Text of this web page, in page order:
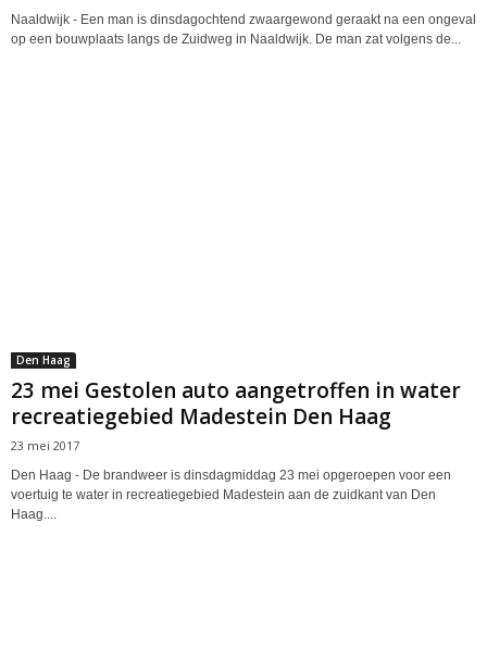
Naaldwijk - Een man is dinsdagochtend zwaargewond geraakt na een ongeval
op een bouwplaats langs de Zuidweg in Naaldwijk. De man zat volgens de...
Den Haag
23 mei Gestolen auto aangetroffen in water
recreatiegebied Madestein Den Haag
23 mei 2017
Den Haag - De brandweer is dinsdagmiddag 23 mei opgeroepen voor een
voertuig te water in recreatiegebied Madestein aan de zuidkant van Den
Haag....